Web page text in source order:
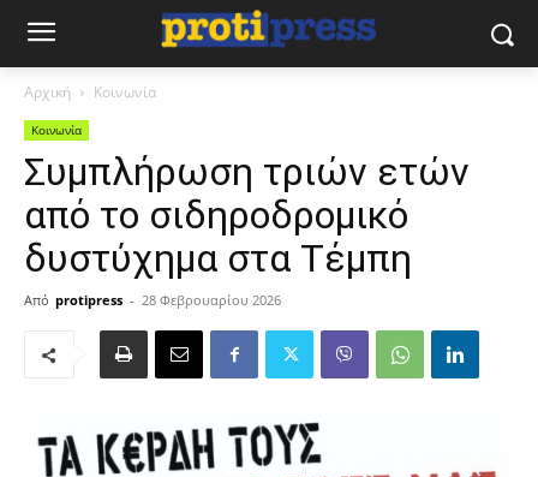
Αρχική Κοινωνία
Κοινωνία
Συμπλήρωση τριών ετών
από το σιδηροδρομικό
δυστύχημα στα Τέμπη
Από protipress - 28 Φεβρουαρίου 2026